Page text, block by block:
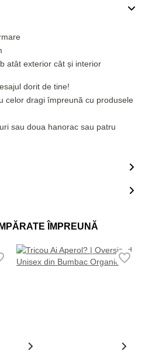
atât exterior cât și interior
dorit de tine!
celor dragi împreună cu produsele
sau doua hanorac sau patru
ÎMPREUNĂ